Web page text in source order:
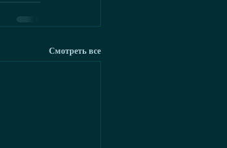
Смотреть все